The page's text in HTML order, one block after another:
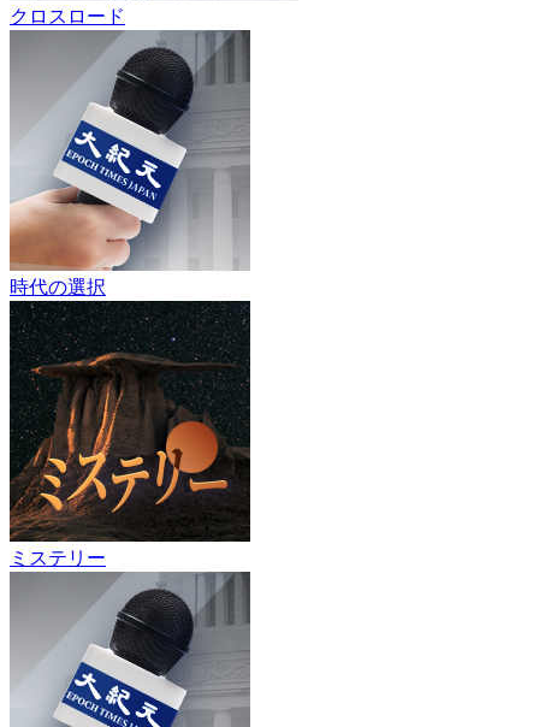
クロスロード
時代の選択
ミステリー